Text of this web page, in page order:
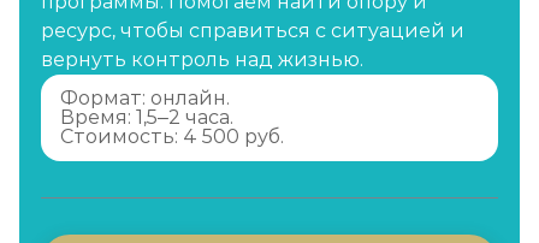
ресурс, чтобы справиться с ситуацией и
вернуть контроль над жизнью.
Формат: онлайн.
Время: 1,5–2 часа.
Стоимость: 4 500 руб.